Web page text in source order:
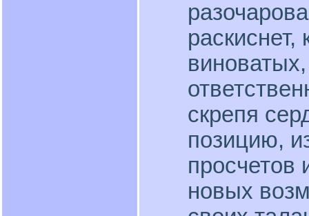
раскиснет,
скрепя
позицию,
просчетов
новых